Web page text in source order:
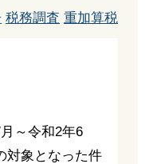
税務調査 重加算税
～令和2年6
対象となった件